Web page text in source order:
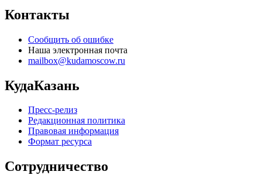
Контакты
Сообщить об ошибке
Наша электронная почта
mailbox@kudamoscow.ru
КудаКазань
Пресс-релиз
Редакционная политика
Правовая информация
Формат ресурса
Сотрудничество